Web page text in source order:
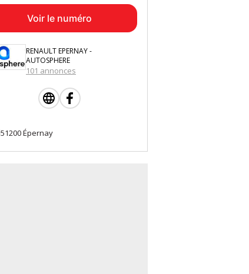
Voir le numéro
RENAULT EPERNAY -
AUTOSPHERE
101 annonces
51200 Épernay